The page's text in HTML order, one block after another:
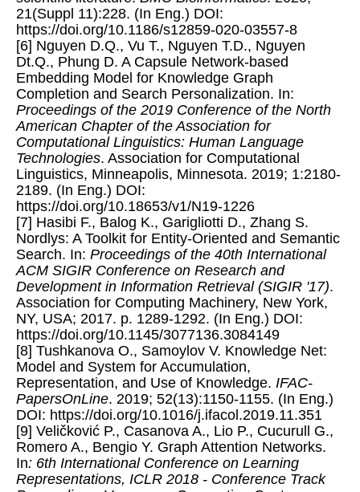
21(Suppl 11):228. (In Eng.) DOI:
https://doi.org/10.1186/s12859-020-03557-8
[6] Nguyen D.Q., Vu T., Nguyen T.D., Nguyen
Dt.Q., Phung D. A Capsule Network-based
Embedding Model for Knowledge Graph
Completion and Search Personalization. In:
Proceedings of the 2019 Conference of the North
American Chapter of the Association for
Computational Linguistics: Human Language
Technologies. Association for Computational
Linguistics, Minneapolis, Minnesota. 2019; 1:2180-
2189. (In Eng.) DOI:
https://doi.org/10.18653/v1/N19-1226
[7] Hasibi F., Balog K., Garigliotti D., Zhang S.
Nordlys: A Toolkit for Entity-Oriented and Semantic
Search. In: Proceedings of the 40th International
ACM SIGIR Conference on Research and
Development in Information Retrieval (SIGIR '17).
Association for Computing Machinery, New York,
NY, USA; 2017. p. 1289-1292. (In Eng.) DOI:
https://doi.org/10.1145/3077136.3084149
[8] Tushkanova O., Samoylov V. Knowledge Net:
Model and System for Accumulation,
Representation, and Use of Knowledge. IFAC-
PapersOnLine. 2019; 52(13):1150-1155. (In Eng.)
DOI: https://doi.org/10.1016/j.ifacol.2019.11.351
[9] Veličković P., Casanova A., Lio P., Cucurull G.,
Romero A., Bengio Y. Graph Attention Networks.
In: 6th International Conference on Learning
Representations, ICLR 2018 - Conference Track